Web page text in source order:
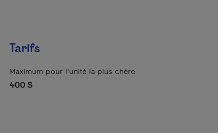
Tarifs
Maximum pour l'unité la plus chère
400 $